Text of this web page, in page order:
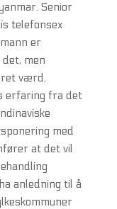
Senior
telefonsex
er
men
værd.
erfaring fra det
med
at det vil
anledning til å